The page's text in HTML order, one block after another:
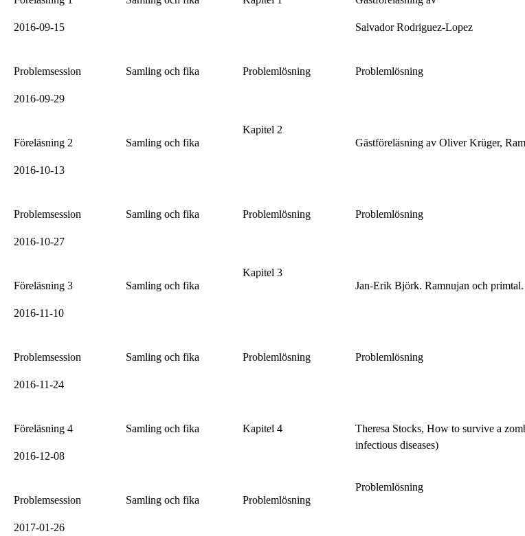
2016-09-15 Salvador Rodriguez-Lopez
Problemsession
2016-09-29
Samling och fika Problemlösning Problemlösning
Föreläsning 2
2016-10-13
Samling och fika
Kapitel 2
Gästföreläsning av Oliver Krüger,
Problemsession
2016-10-27
Samling och fika Problemlösning Problemlösning
Föreläsning 3
2016-11-10
Samling och fika
Kapitel 3
Jan-Erik Björk. Ramnujan och primtal.
Problemsession
2016-11-24
Samling och fika Problemlösning Problemlösning
Föreläsning 4
2016-12-08
Samling och fika Kapitel 4
Theresa Stocks, How to survive a
infectious diseases)
Problemsession
2017-01-26
Samling och fika Problemlösning
Problemlösning